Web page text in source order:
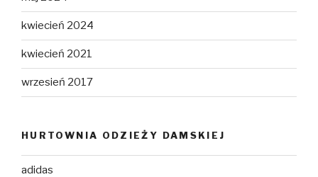
kwiecień 2024
kwiecień 2021
wrzesień 2017
HURTOWNIA ODZIEŻY DAMSKIEJ
adidas